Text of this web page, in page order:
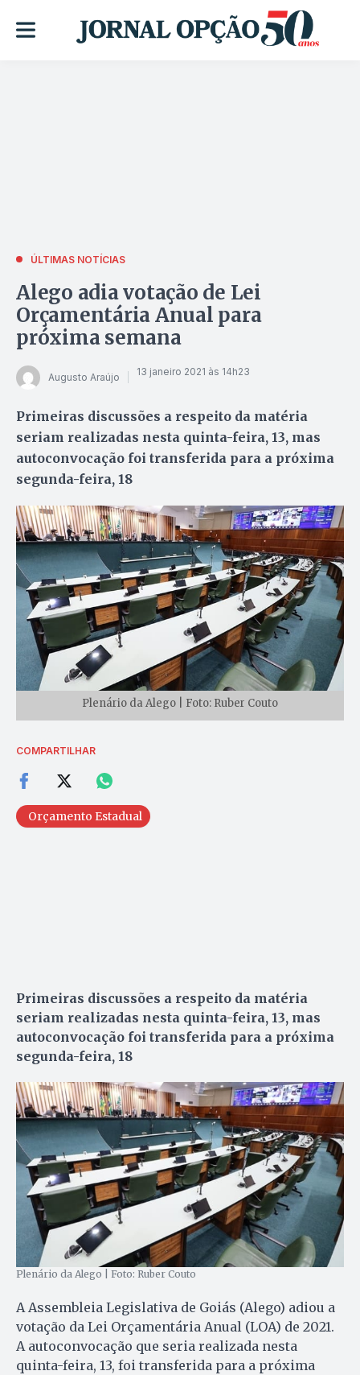
ÚLTIMAS NOTÍCIAS
Alego adia votação de Lei
Orçamentária Anual para
próxima semana
Augusto Araújo 13 janeiro 2021 às 14h23
Primeiras discussões a respeito da matéria
seriam realizadas nesta quinta-feira, 13, mas
autoconvocação foi transferida para a próxima
segunda-feira, 18
Plenário da Alego | Foto: Ruber Couto
COMPARTILHAR
Orçamento Estadual
Primeiras discussões a respeito da matéria
seriam realizadas nesta quinta-feira, 13, mas
autoconvocação foi transferida para a próxima
segunda-feira, 18
Plenário da Alego | Foto: Ruber Couto
A Assembleia Legislativa de Goiás (Alego) adiou a
votação da Lei Orçamentária Anual (LOA) de 2021.
A autoconvocação que seria realizada nesta
quinta-feira, 13, foi transferida para a próxima